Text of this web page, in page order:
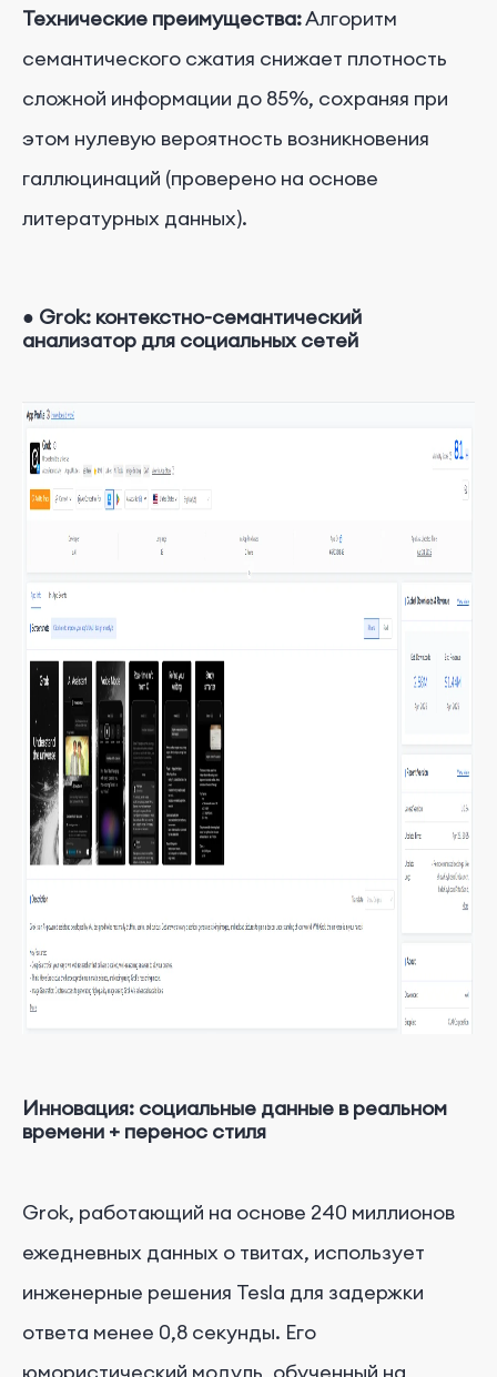
Технические преимущества:Алгоритм
семантического сжатия снижает плотность
сложной информации до 85%, сохраняя при
этом нулевую вероятность возникновения
галлюцинаций (проверено на основе
литературных данных).
● Grok: контекстно-семантический
анализатор для социальных сетей
Инновация: социальные данные в реальном
времени + перенос стиля
Grok, работающий на основе 240 миллионов
ежедневных данных о твитах, использует
инженерные решения Tesla для задержки
ответа менее 0,8 секунды. Его